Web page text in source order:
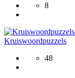
8
Kruiswoordpuzzels
48